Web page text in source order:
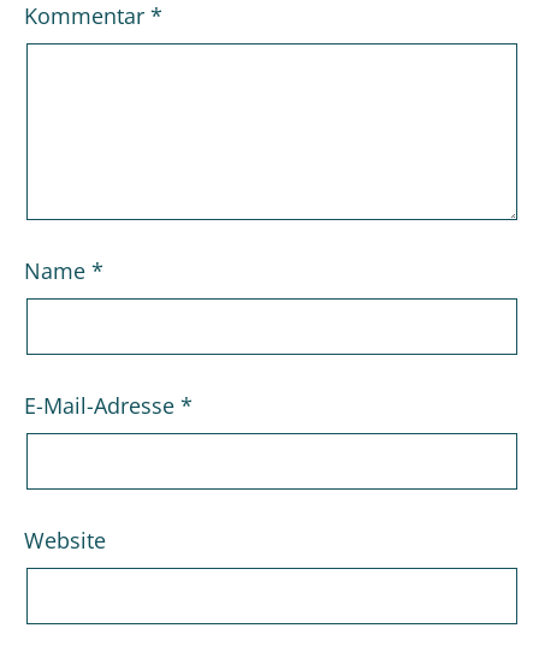
Kommentar *
Name *
E-Mail-Adresse *
Website